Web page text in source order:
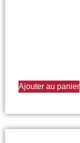
Ajouter au panier